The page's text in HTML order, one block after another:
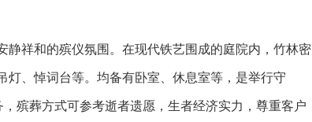
祥和的殡仪氛围。在现代铁艺围成的庭院内，竹林密
、悼词台等。均备有卧室、休息室等，是举行守
殡葬方式可参考逝者遗愿，生者经济实力，尊重客户